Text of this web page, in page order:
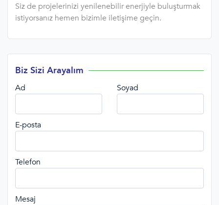
Siz de projelerinizi yenilenebilir enerjiyle buluşturmak
istiyorsanız hemen bizimle iletişime geçin.
Biz Sizi Arayalım
Ad Soyad
E-posta
Telefon
Mesaj